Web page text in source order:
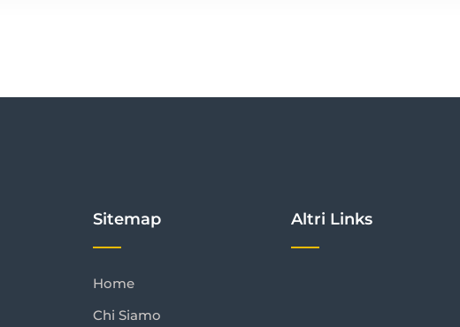
Sitemap
Home
Chi Siamo
Altri Links